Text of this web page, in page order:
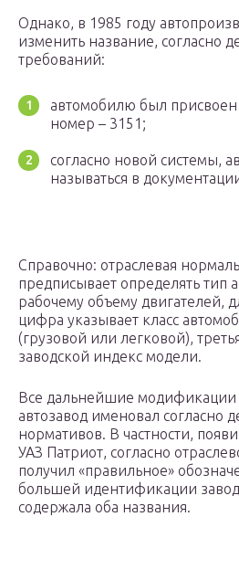
Однако, в 1985 году
изменить название, согласно
требований:
автомобилю был
номер – 3151;
согласно новой системы,
называться в
Справочно: отраслевая
предписывает определять тип
рабочему объему двигателей,
цифра указывает класс
(грузовой или легковой),
заводской индекс модели.
Все дальнейшие
автозавод именовал согласно
нормативов. В частности,
УАЗ Патриот, согласно
получил «правильное»
большей идентификации
содержала оба названия.